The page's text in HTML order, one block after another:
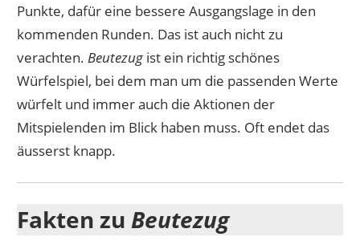
Punkte, dafür eine bessere Ausgangslage in den
kommenden Runden. Das ist auch nicht zu
verachten. Beutezug ist ein richtig schönes
Würfelspiel, bei dem man um die passenden Werte
würfelt und immer auch die Aktionen der
Mitspielenden im Blick haben muss. Oft endet das
äusserst knapp.
Fakten zu Beutezug